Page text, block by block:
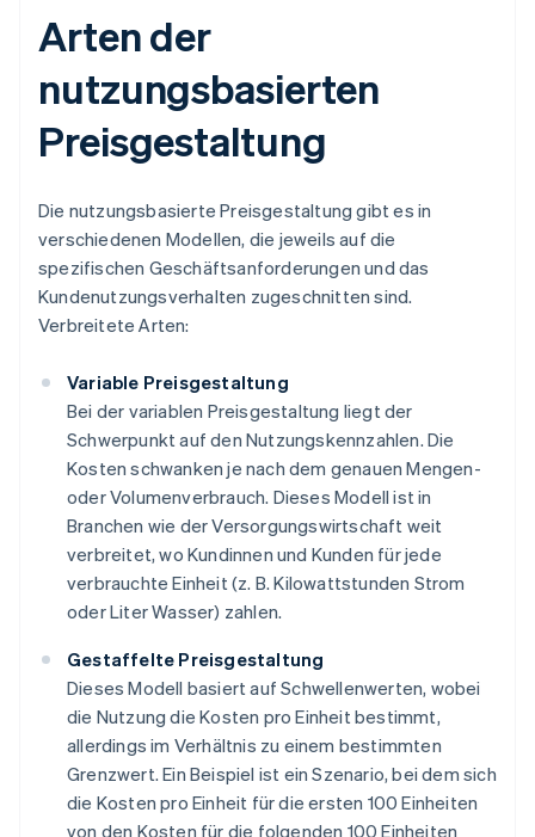
Arten der
nutzungsbasierten
Preisgestaltung
Die nutzungsbasierte Preisgestaltung gibt es in
verschiedenen Modellen, die jeweils auf die
spezifischen Geschäftsanforderungen und das
Kundenutzungsverhalten zugeschnitten sind.
Verbreitete Arten:
Variable Preisgestaltung
Bei der variablen Preisgestaltung liegt der
Schwerpunkt auf den Nutzungskennzahlen. Die
Kosten schwanken je nach dem genauen Mengen-
oder Volumenverbrauch. Dieses Modell ist in
Branchen wie der Versorgungswirtschaft weit
verbreitet, wo Kundinnen und Kunden für jede
verbrauchte Einheit (z. B. Kilowattstunden Strom
oder Liter Wasser) zahlen.
Gestaffelte Preisgestaltung
Dieses Modell basiert auf Schwellenwerten, wobei
die Nutzung die Kosten pro Einheit bestimmt,
allerdings im Verhältnis zu einem bestimmten
Grenzwert. Ein Beispiel ist ein Szenario, bei dem sich
die Kosten pro Einheit für die ersten 100 Einheiten
von den Kosten für die folgenden 100 Einheiten